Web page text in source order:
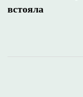
встояла